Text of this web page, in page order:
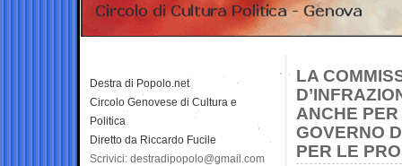
LA
ANCHE
GOVERNO
PER LE
Destra di Popolo.net
Circolo Genovese di Cultura e
Politica
Diretto da Riccardo Fucile
Scrivici: destradipopolo@gmail.com